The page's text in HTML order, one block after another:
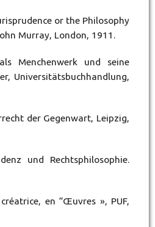
or the Philosophy
Murray, London, 1911.
Menchenwerk und seine
Universitätsbuchhandlung,
der Gegenwart, Leipzig,
und Rechtsphilosophie.
en “Œuvres », PUF,